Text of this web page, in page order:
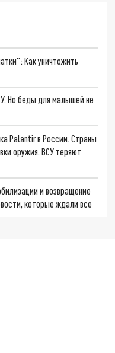
Как уничтожить
Но беды для малышей не
Palantir в России. Страны
оружия. ВСУ теряют
и возвращение
которые ждали все